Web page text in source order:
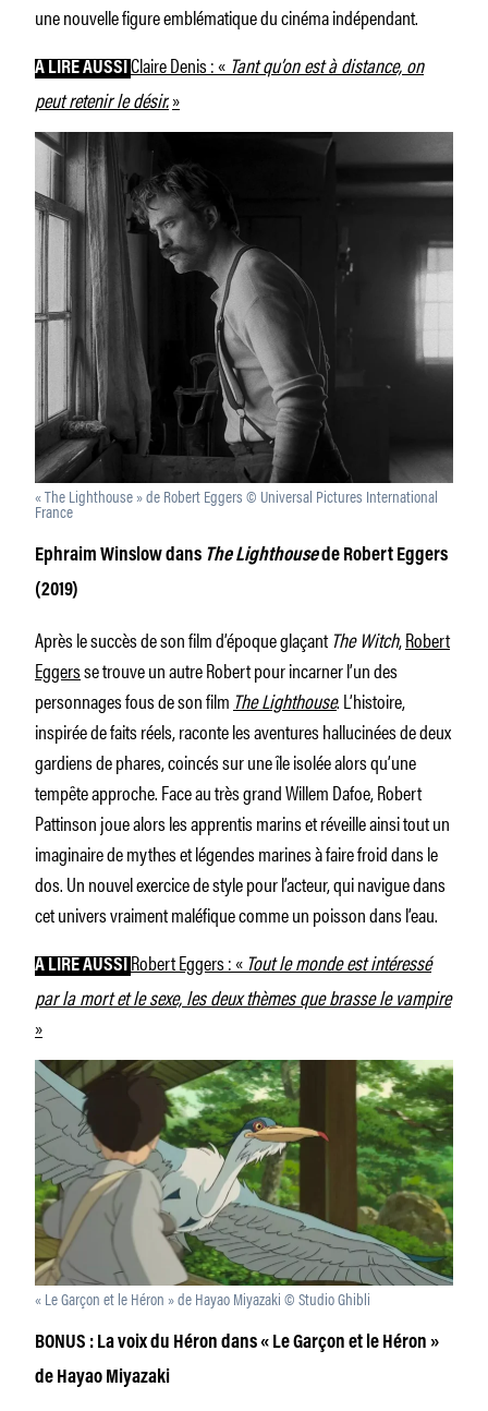
une nouvelle figure emblématique du cinéma indépendant.
À LIRE AUSSIClaire Denis : « Tant qu’on est à distance, on
peut retenir le désir.»
« The Lighthouse » de Robert Eggers © Universal Pictures International
France
Ephraim Winslow dans The Lighthousede Robert Eggers
(2019)
Après le succès de son film d’époque glaçantThe Witch,Robert
Eggersse trouve un autre Robert pour incarner l’un des
personnages fous de son film The Lighthouse. L’histoire,
inspirée de faits réels, raconte les aventures hallucinées de deux
gardiens de phares, coincés sur une île isolée alors qu’une
tempête approche. Face au très grand Willem Dafoe, Robert
Pattinson joue alors les apprentis marins et réveille ainsi tout un
imaginaire de mythes et légendes marines à faire froid dans le
dos. Un nouvel exercice de style pour l’acteur, qui navigue dans
cet univers vraiment maléfique comme un poisson dans l’eau.
À LIRE AUSSI Robert Eggers : « Tout le monde est intéressé
par la mort et le sexe, les deux thèmes que brasse le vampire
»
« Le Garçon et le Héron » de Hayao Miyazaki © Studio Ghibli
BONUS : La voix du Héron dans « Le Garçon et le Héron »
de Hayao Miyazaki